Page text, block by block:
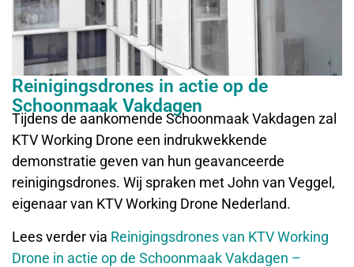
Reinigingsdrones in actie op de
Schoonmaak Vakdagen
Tijdens de aankomende Schoonmaak Vakdagen zal
KTV Working Drone een indrukwekkende
demonstratie geven van hun geavanceerde
reinigingsdrones. Wij spraken met John van Veggel,
eigenaar van KTV Working Drone Nederland.
Lees verder via Reinigingsdrones van KTV Working
Drone in actie op de Schoonmaak Vakdagen –